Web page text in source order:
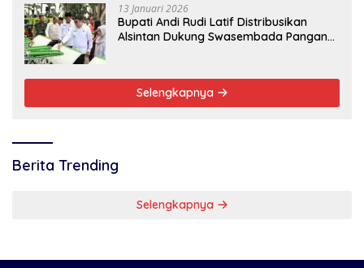
13 Januari 2026
Bupati Andi Rudi Latif Distribusikan
Alsintan Dukung Swasembada Pangan
Selengkapnya
Berita Trending
Selengkapnya